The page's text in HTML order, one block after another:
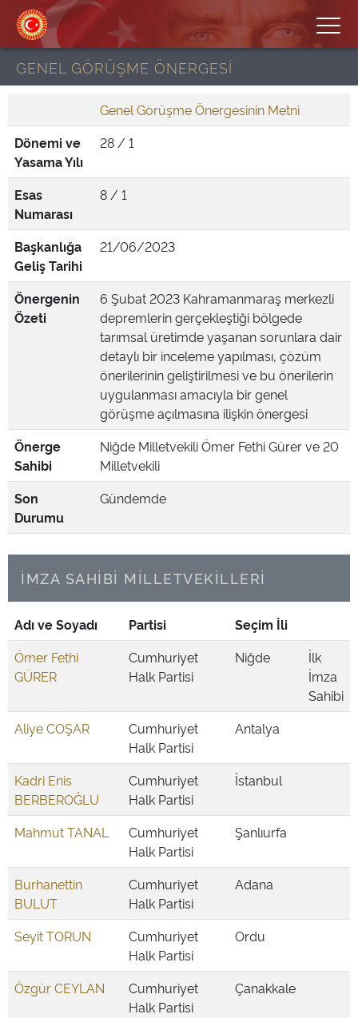
GENEL GÖRÜŞME ÖNERGESİ
Genel Görüşme Önergesinin Metni
Dönemi ve
Yasama Yılı
28 / 1
Esas
Numarası
8 / 1
Başkanlığa
Geliş Tarihi
21/06/2023
Önergenin
Özeti
6 Şubat 2023 Kahramanmaraş merkezli
depremlerin gerçekleştiği bölgede
tarımsal üretimde yaşanan sorunlara dair
detaylı bir inceleme yapılması, çözüm
önerilerinin geliştirilmesi ve bu önerilerin
uygulanması amacıyla bir genel
görüşme açılmasına ilişkin önergesi
Önerge
Sahibi
Niğde Milletvekili Ömer Fethi Gürer ve 20
Milletvekili
Son
Durumu
Gündemde
İMZA SAHİBİ MİLLETVEKİLLERİ
Adı ve Soyadı Partisi
Seçim İli
Ömer Fethi
GÜRER
Cumhuriyet
Halk Partisi
Niğde
İlk
İmza
Sahibi
Aliye COŞAR
Cumhuriyet
Halk Partisi
Antalya
Kadri Enis
BERBEROĞLU
Cumhuriyet
Halk Partisi
İstanbul
Mahmut TANAL
Cumhuriyet
Halk Partisi
Şanlıurfa
Burhanettin
BULUT
Cumhuriyet
Halk Partisi
Adana
Seyit TORUN
Cumhuriyet
Halk Partisi
Ordu
Özgür CEYLAN
Cumhuriyet
Halk Partisi
Çanakkale